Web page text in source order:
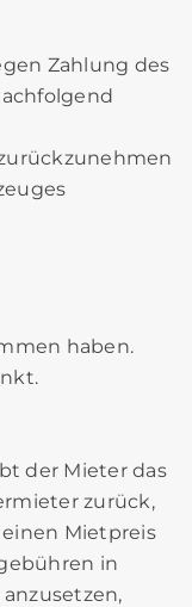
Zahlung des
haben.
der Mieter das
zurück,
Mietpreis
in